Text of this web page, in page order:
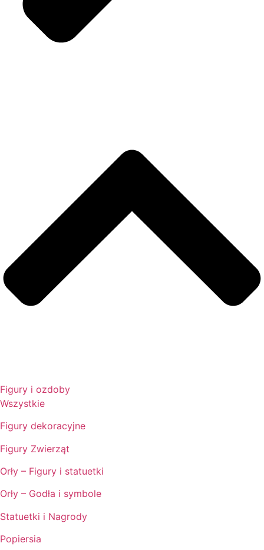
Figury i ozdoby
Wszystkie
Figury dekoracyjne
Figury Zwierząt
Orły – Figury i statuetki
Orły – Godła i symbole
Statuetki i Nagrody
Popiersia